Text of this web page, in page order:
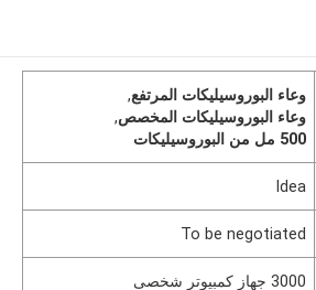
وعاء البوروسيليكات المرتفع,
وعاء البوروسيليكات المخصص,
500 مل من البوروسيليكات
Idea
To be negotiated
3000 جهاز كمبيوتر شخصى